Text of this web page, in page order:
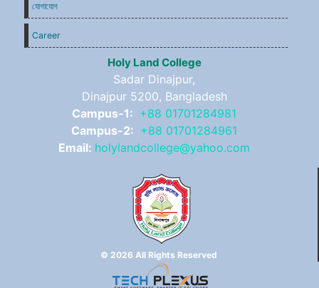
© 2026 All Rights Reserved
Holy Land College
Sadar Dinajpur,
Dinajpur 5200, Bangladesh
Campus-1: +88 01701284981
Campus-2: +88 01701284961
Email: holylandcollege@yahoo.com
যোগাযোগ
Career